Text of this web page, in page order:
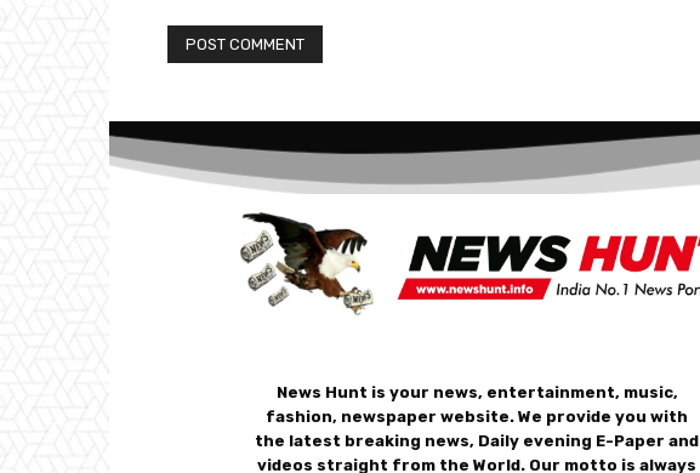
News Hunt is your news, entertainment, music,
fashion, newspaper website. We provide you with
the latest breaking news, Daily evening E-Paper and
videos straight from the World. Our motto is always